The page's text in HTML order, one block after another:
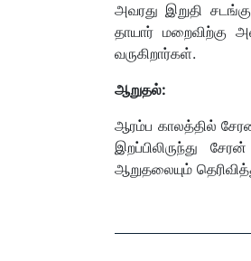
அவரது இறுதி
தாயார் மறைவிற்கு
வருகிறார்கள்.
ஆறுதல்:
ஆரம்ப காலத்தில்
இறப்பிலிருந்து
ஆறுதலையும்